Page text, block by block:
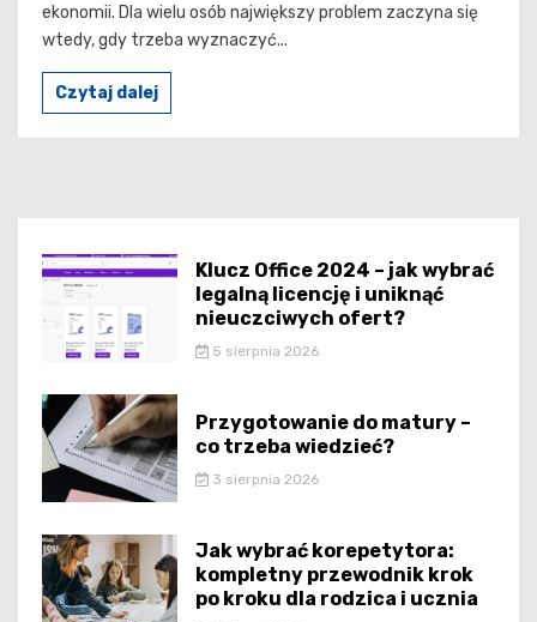
ekonomii. Dla wielu osób największy problem zaczyna się
wtedy, gdy trzeba wyznaczyć...
Czytaj dalej
Klucz Office 2024 – jak wybrać
legalną licencję i uniknąć
nieuczciwych ofert?
5 sierpnia 2026
Przygotowanie do matury –
co trzeba wiedzieć?
3 sierpnia 2026
Jak wybrać korepetytora:
kompletny przewodnik krok
po kroku dla rodzica i ucznia